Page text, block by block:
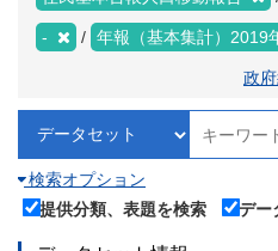
- 年報（基本集計）2019
政
検索オプション
提供分類、表題を検索
デー